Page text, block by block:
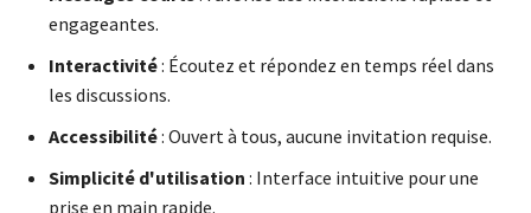
engageantes.
Interactivité: Écoutez et répondez en temps réel dans
les discussions.
Accessibilité: Ouvert à tous, aucune invitation requise.
Simplicité d'utilisation : Interface intuitive pour une
prise en main rapide.